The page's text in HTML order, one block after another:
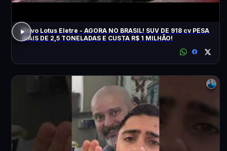
Novo Lotus Eletre - AGORA NO BRASIL! SUV DE 918 cv PESA
MAIS DE 2,5 TONELADAS E CUSTA R$ 1 MILHÃO!